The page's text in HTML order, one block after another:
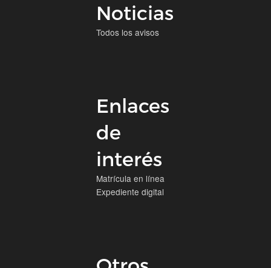
Noticias
Todos los avisos
Enlaces
de
interés
Matrícula en línea
Expediente digital